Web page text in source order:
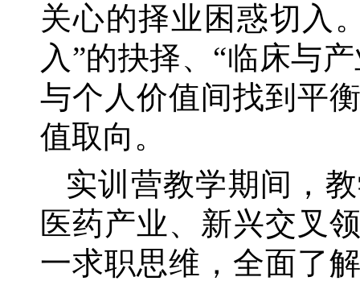
关心的择业困惑切入
入”的抉择、“临床与
与个人价值间找到平
值取向。
实训营教学期间，
医药产业、新兴交叉
一求职思维，全面了